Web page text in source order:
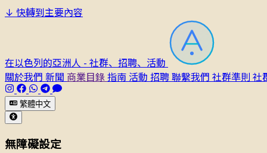
↓ 快轉到主要內容
在以色列的亞洲人 - 社群、招聘、活動
關於我們 新聞 商業目錄指南 活動 招聘聯繫我們 社群準則 社
繁體中文
無障礙設定